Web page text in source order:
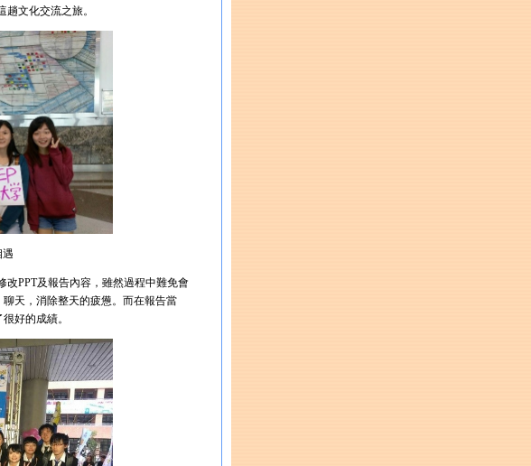
文化交流之旅。
PPT及報告內容，雖然過程中難免會
天，消除整天的疲憊。而在報告當
好的成績。